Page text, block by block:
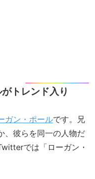
トレンド入り
ガン・ポールです。兄
、彼らを同一の人物だ
では「ローガン・